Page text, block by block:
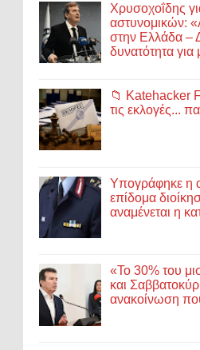
Χρυσοχοΐδης
αστυνομικών:
στην Ελλάδα –
δυνατότητα για
📁 Katehacker
τις εκλογές...
Υπογράφηκε η
επίδομα
αναμένεται η
«Το 30% του
και
ανακοίνωση